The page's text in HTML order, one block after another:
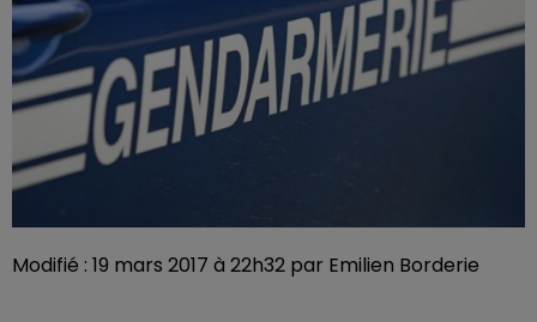
Modifié : 19 mars 2017 à 22h32 par Emilien Borderie